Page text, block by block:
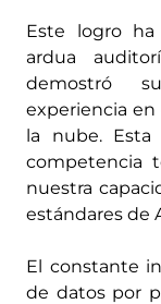
Este logro
ardua
demostró
experiencia
la nube. Esta
competencia
nuestra
estándares de
El constante
de datos por